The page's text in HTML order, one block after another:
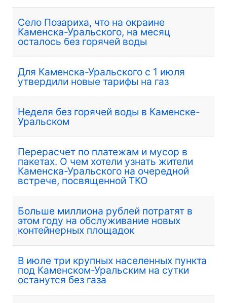
Село Позариха, что на окраине
Каменска-Уральского, на месяц
осталось без горячей воды
Для Каменска-Уральского c 1 июля
утвердили новые тарифы на газ
Неделя без горячей воды в Каменске-
Уральском
Перерасчет по платежам и мусор в
пакетах. О чем хотели узнать жители
Каменска-Уральского на очередной
встрече, посвященной ТКО
Больше миллиона рублей потратят в
этом году на обслуживание новых
контейнерных площадок
В июле три крупных населенных пункта
под Каменском-Уральским на сутки
останутся без газа